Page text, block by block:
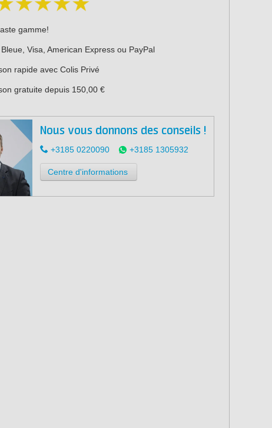
gamme!
Visa, American Express ou PayPal
rapide avec Colis Privé
gratuite depuis 150,00 €
Nous vous donnons des conseils !
+3185 0220090 +3185 1305932
Centre d'informations